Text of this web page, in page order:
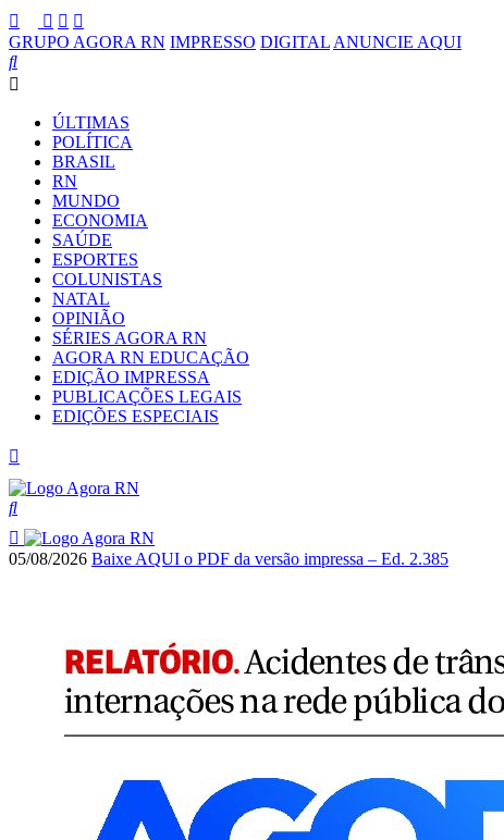
GRUPO AGORA RN IMPRESSO DIGITAL ANUNCIE AQUI
ÚLTIMAS
POLÍTICA
BRASIL
RN
MUNDO
ECONOMIA
SAÚDE
ESPORTES
COLUNISTAS
NATAL
OPINIÃO
SÉRIES AGORA RN
AGORA RN EDUCAÇÃO
EDIÇÃO IMPRESSA
PUBLICAÇÕES LEGAIS
EDIÇÕES ESPECIAIS
05/08/2026 Baixe AQUI o PDF da versão impressa – Ed. 2.385